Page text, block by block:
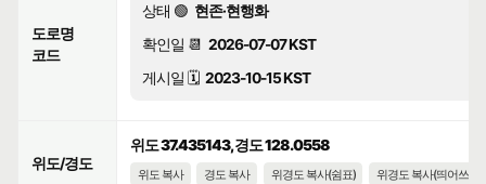
도로명
코드
상태 🟢 현존·현행화
확인일 📆 2026-07-07 KST
게시일 🗓️ 2023-10-15 KST
위도/경도
위도 37.435143, 경도 128.0558
위도 복사 경도 복사 위경도 복사(쉼표) 위경도 복사(띄어쓰기)